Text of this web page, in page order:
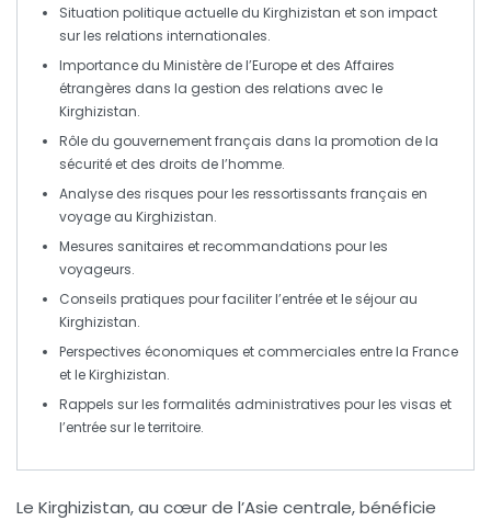
Situation politique actuelle du Kirghizistan et son impact
sur les relations internationales.
Importance du Ministère de l’Europe et des Affaires
étrangères dans la gestion des relations avec le
Kirghizistan.
Rôle du gouvernement français dans la promotion de la
sécurité et des droits de l’homme.
Analyse des risques pour les ressortissants français en
voyage au Kirghizistan.
Mesures sanitaires et recommandations pour les
voyageurs.
Conseils pratiques pour faciliter l’entrée et le séjour au
Kirghizistan.
Perspectives économiques et commerciales entre la France
et le Kirghizistan.
Rappels sur les formalités administratives pour les visas et
l’entrée sur le territoire.
Le Kirghizistan, au cœur de l’Asie centrale, bénéficie